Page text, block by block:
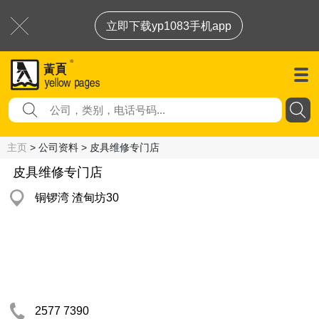
立即下载yp1083手机app
主页 > 公司资料 > 皮具维修专门店
皮具维修专门店
铜锣湾 渣甸坊30
2577 7390